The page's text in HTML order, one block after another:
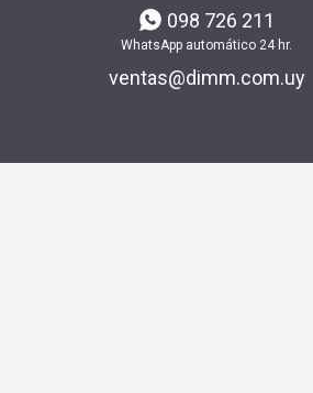
098 726 211
WhatsApp automático 24 hr.
ventas@dimm.com.uy